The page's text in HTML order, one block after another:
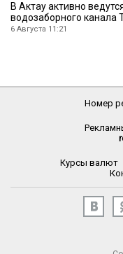
В Актау активно
водозаборного
6 Августа 11:21
Номер
Курсы валют